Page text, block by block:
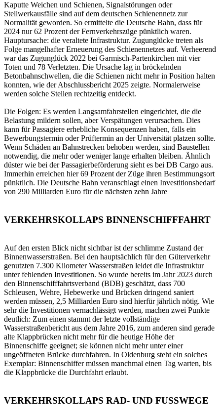
Kaputte Weichen und Schienen, Signalstörungen oder
Stellwerkausfälle sind auf dem deutschen Schienennetz zur
Normalität geworden. So ermittelte die Deutsche Bahn, dass für
2024 nur 62 Prozent der Fernverkehrszüge pünktlich waren.
Hauptursache: die veraltete Infrastruktur. Zugunglücke treten als
Folge mangelhafter Erneuerung des Schienennetzes auf. Verheerend
war das Zugunglück 2022 bei Garmisch-Partenkirchen mit vier
Toten und 78 Verletzten. Die Ursache lag in bröckelnden
Betonbahnschwellen, die die Schienen nicht mehr in Position halten
konnten, wie der Abschlussbericht 2025 zeigte. Normalerweise
werden solche Stellen rechtzeitig entdeckt.
Die Folgen: Es werden Langsamfahrstellen eingerichtet, die die
Belastung mildern sollen, aber Verspätungen verursachen. Dies
kann für Passagiere erhebliche Konsequenzen haben, falls ein
Bewerbungstermin oder Prüftermin an der Universität platzen sollte.
Wenn Schäden an Bahnstrecken behoben werden, sind Baustellen
notwendig, die mehr oder weniger lange erhalten bleiben. Ähnlich
düster wie bei der Passagierbeförderung sieht es bei DB Cargo aus.
Immerhin erreichen hier 69 Prozent der Züge ihren Bestimmungsort
pünktlich. Die Deutsche Bahn veranschlagt einen Investitionsbedarf
von 290 Milliarden Euro für die nächsten zehn Jahre
VERKEHRSKOLLAPS BINNENSCHIFFFAHRT
Auf den ersten Blick nicht sichtbar ist der schlimme Zustand der
Binnenwasserstraßen. Bei den hauptsächlich für den Güterverkehr
genutzten 7.300 Kilometer Wasserstraßen leidet die Infrastruktur
unter fehlenden Investitionen. So wurde bereits im Jahr 2023 durch
den Binnenschifffahrtsverband (BDB) geschätzt, dass 700
Schleusen, Wehre, Hebewerke und Brücken dringend saniert
werden müssen, 2,5 Milliarden Euro sind hierfür jährlich nötig. Wie
sehr die Investitionen vernachlässigt werden, machen zwei Punkte
deutlich: Zum einen stammt der letzte vollständige
Wasserstraßenbericht aus dem Jahre 2016, zum anderen sind gerade
alte Klappbrücken nicht mehr für die heutige Höhe der
Binnenschiffe geeignet; sie können nicht mehr unter einer
ungeöffneten Brücke durchfahren. In Oldenburg steht ein solches
Exemplar: Binnenschiffer müssen manchmal einen Tag warten, bis
die Klappbrücke die Durchfahrt erlaubt.
VERKEHRSKOLLAPS RAD- UND FUSSWEGE